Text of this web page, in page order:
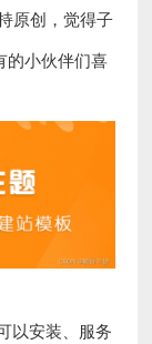
原创，觉得子
的小伙伴们喜
以安装、服务